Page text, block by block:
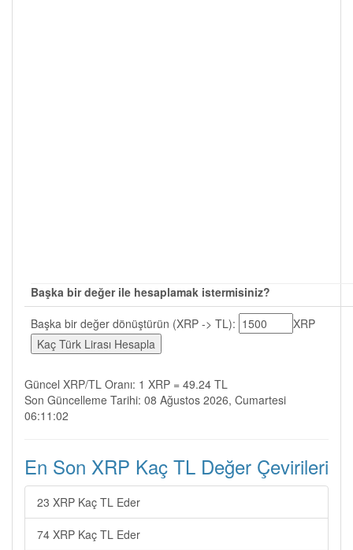
Başka bir değer ile hesaplamak istermisiniz?
Başka bir değer dönüştürün (XRP -> TL):
XRP
Güncel XRP/TL Oranı: 1 XRP = 49.24 TL
Son Güncelleme Tarihi: 08 Ağustos 2026, Cumartesi
06:11:02
En Son XRP Kaç TL Değer Çevirileri
23 XRP Kaç TL Eder
74 XRP Kaç TL Eder